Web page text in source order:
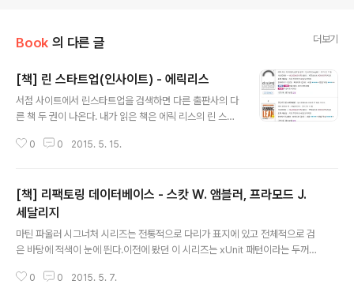
Book 의 다른 글 더보기
[책] 린 스타트업(인사이트) - 에릭리스
서점 사이트에서 린스타트업을 검색하면 다른 출판사의 다
른 책 두 권이 나온다. 내가 읽은 책은 에릭 리스의 린 스타
이 되어서 Lean 이라는 개발방법에 대한 책인가 싶었는데,
부에서 새로운 문화를 만드는 것이나 변화를 추구하는 것
도 (내부) 스타트업이라고 책에서는 보고 있다. 현재 회사
CEO가 추천하는 책중 하나라고 해서 읽게 되었는데 덕분
에 CEO의 생각과 행동이 왜 그렇게 했는지 이해하는 기회
도 알게 되었다. 책에서 이야기 하고 맥락을 내가 면접에서
0 0 2015. 5. 15.
[책] 리팩토링 데이터베이스 - 스캇 W. 앰블러, 프라모드 J.
세달리지
마틴 파울러 시그너처 시리즈는 전통적으로 다리가 표지에 있고 전체적으로 검
은 바탕에 적색이 눈에 띈다.이전에 봤던 이 시리즈는 xUnit 패턴이라는 두꺼운
이미 진부한 용어가 되었으리만큰 오래 된 주제이다.사실 마틴 파울러, 켄트벡
0 0 2015. 5. 7.